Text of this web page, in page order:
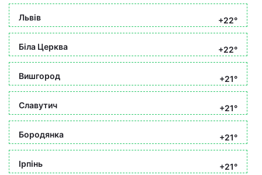
Львів +22°
Біла Церква +22°
Вишгород +21°
Славутич +21°
Бородянка +21°
Ірпінь
+21°